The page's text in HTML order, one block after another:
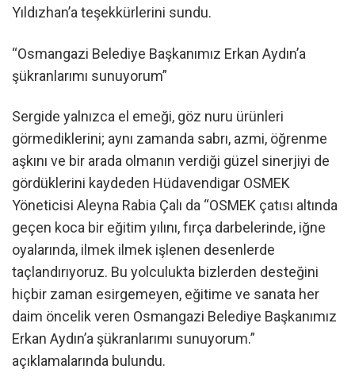
Yıldızhan’a teşekkürlerini sundu.
“Osmangazi Belediye Başkanımız Erkan Aydın’a
şükranlarımı sunuyorum”
Sergide yalnızca el emeği, göz nuru ürünleri
görmediklerini; aynı zamanda sabrı, azmi, öğrenme
aşkını ve bir arada olmanın verdiği güzel sinerjiyi de
gördüklerini kaydeden Hüdavendigar OSMEK
Yöneticisi Aleyna Rabia Çalı da “OSMEK çatısı altında
geçen koca bir eğitim yılını, fırça darbelerinde, iğne
oyalarında, ilmek ilmek işlenen desenlerde
taçlandırıyoruz. Bu yolculukta bizlerden desteğini
hiçbir zaman esirgemeyen, eğitime ve sanata her
daim öncelik veren Osmangazi Belediye Başkanımız
Erkan Aydın’a şükranlarımı sunuyorum.”
açıklamalarında bulundu.